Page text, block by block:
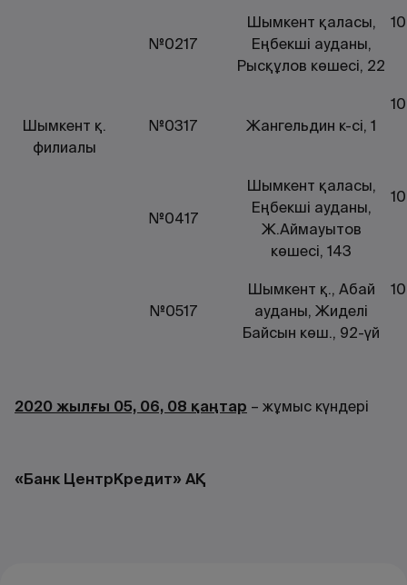
Шымкент қ.
филиалы
№0217
Шымкент қаласы,
Еңбекші ауданы,
Рысқұлов көшесі, 22
№0317 Жангельдин к-сі, 1
№0417
Шымкент қаласы,
Еңбекші ауданы,
Ж.Аймауытов
көшесі, 143
№0517
Шымкент қ., Абай
ауданы, Жиделі
Байсын көш., 92-үй
2020 жылғы 05, 06, 08 қаңтар – жұмыс күндері
«Банк ЦентрКредит» АҚ